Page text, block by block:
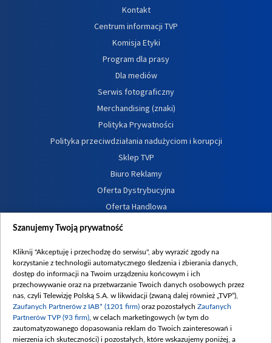
Kontakt
Centrum informacji TVP
Komisja Etyki
Program dla prasy
Dla mediów
Serwis fotograficzny
Merchandising (znaki)
Polityka Prywatności
Polityka przeciwdziałania nadużyciom i korupcji
Sklep TVP
Biuro Reklamy
Oferta Dystrybucyjna
Oferta Handlowa
Dostępność
Procedura zgłoszeń wewnętrznych
Szanujemy Twoją prywatność
Kliknij "Akceptuję i przechodzę do serwisu", aby wyrazić zgody na
korzystanie z technologii automatycznego śledzenia i zbierania danych,
dostęp do informacji na Twoim urządzeniu końcowym i ich
przechowywanie oraz na przetwarzanie Twoich danych osobowych przez
nas, czyli Telewizję Polską S.A. w likwidacji (zwaną dalej również „TVP”),
Zaufanych Partnerów z IAB* (1201 firm) oraz pozostałych Zaufanych
Partnerów TVP (93 firm) , w celach marketingowych (w tym do
zautomatyzowanego dopasowania reklam do Twoich zainteresowań i
mierzenia ich skuteczności) i pozostałych, które wskazujemy poniżej, a